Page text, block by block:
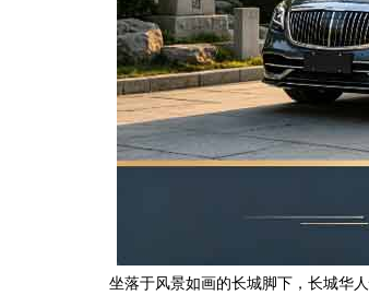
坐落于风景如画的长城脚下，长城华